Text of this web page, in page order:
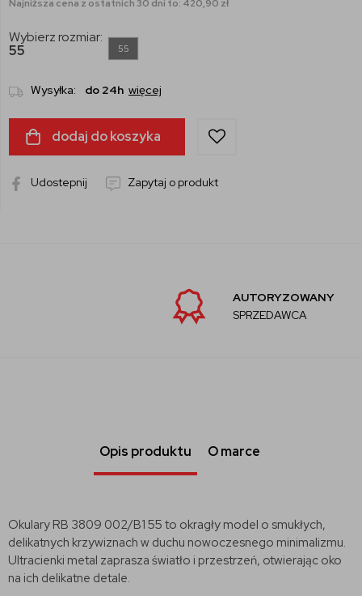
Najniższa cena z ostatnich 30 dni to: 420,90 zł
Wybierz rozmiar:
55
55
Wysyłka: do 24h więcej
dodaj do koszyka
Udostepnij Zapytaj o produkt
AUTORYZOWANY
SPRZEDAWCA
Opis produktu O marce
Okulary RB 3809 002/B1 55 to okragły model o smukłych,
delikatnych krzywiznach w duchu nowoczesnego minimalizmu.
Ultracienki metal zaprasza światło i przestrzeń, otwierając oko
na ich delikatne detale.